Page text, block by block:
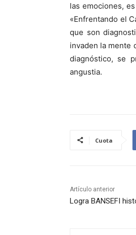
las emociones,
«Enfrentando el
que son
invaden la mente
diagnóstico, se
angustia.
Cuota
Artículo anterior
Logra BANSEFI